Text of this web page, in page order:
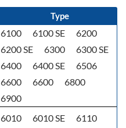
Type
6100 6100 SE
6200
6200 SE
6300
6300 SE
6400
6400 SE
6506
6600
6600
6800
6900
6010 6010 SE
6110